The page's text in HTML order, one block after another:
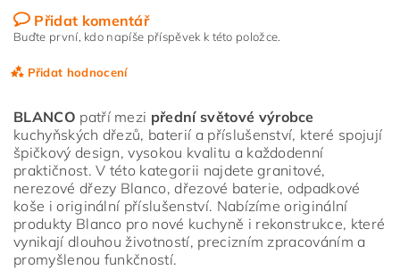
Přidat komentář
Buďte první, kdo napíše příspěvek k této položce.
Přidat hodnocení
BLANCO patří mezi přední světové výrobce
kuchyňských dřezů, baterií a příslušenství, které spojují
špičkový design, vysokou kvalitu a každodenní
praktičnost. V této kategorii najdete granitové,
nerezové dřezy Blanco, dřezové baterie, odpadkové
koše i originální příslušenství. Nabízíme originální
produkty Blanco pro nové kuchyně i rekonstrukce, které
vynikají dlouhou životností, precizním zpracováním a
promyšlenou funkčností.